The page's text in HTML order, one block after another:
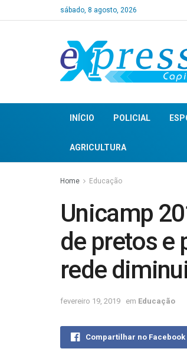
sábado, 8 agosto, 2026
INÍCIO POLICIAL
AGRICULTURA
Home Educação
Unicamp
de pretos e
rede
fevereiro 19, 2019 em Educação
Compartilhar no Facebook